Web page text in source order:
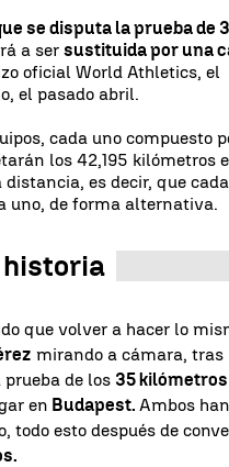
se disputa la prueba de
a sersustituida por una
oficial World Athletics, el
el pasado abril.
cada uno compuesto
los 42,195 kilómetros
es decir, que
uno, de forma alternativa.
historia
que volver a hacer lo
mirando a cámara, tras
prueba de los 35 kilómetros
en Budapest. Ambos han
todo esto después de